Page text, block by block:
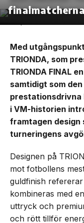
Med
TRIONDA, som
TRIONDA FINAL
samtidigt som
prestationsdrivna
i VM-historien
framtagen design
turneringens
Designen på
mot fotbollens
guldfinish
kombineras med
uttryck och
och rött tillför